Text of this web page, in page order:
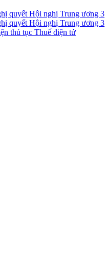
quyết Hội nghị Trung ương 3
quyết Hội nghị Trung ương 3
thủ tục Thuế điện tử